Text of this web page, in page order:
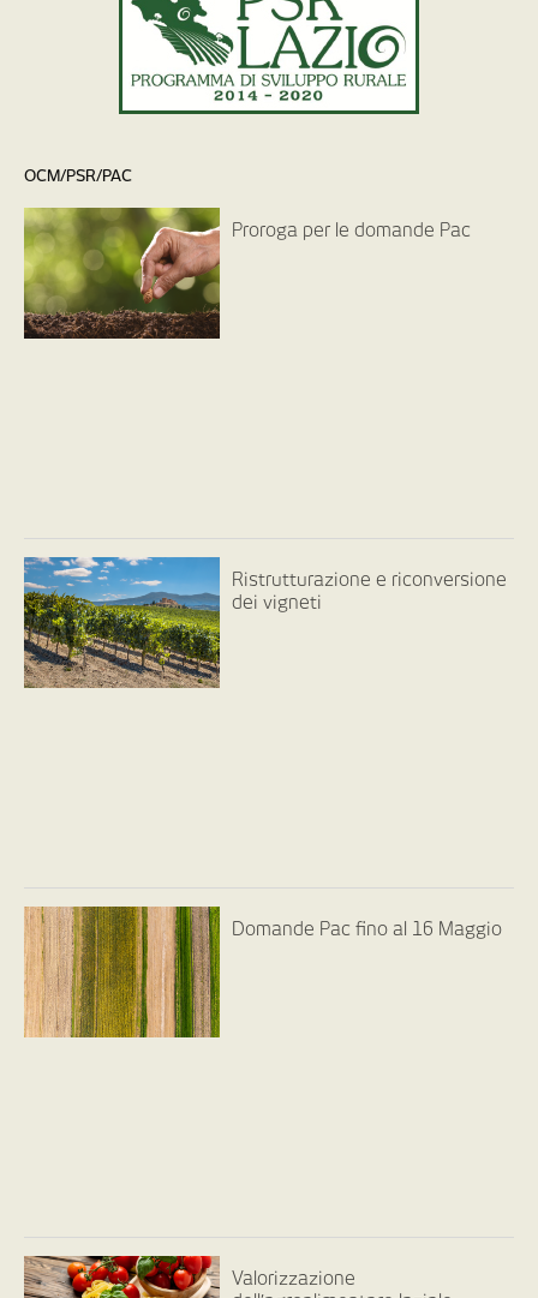
OCM/PSR/PAC
Proroga per le domande Pac
Ristrutturazione e riconversione
dei vigneti
Domande Pac fino al 16 Maggio
Valorizzazione